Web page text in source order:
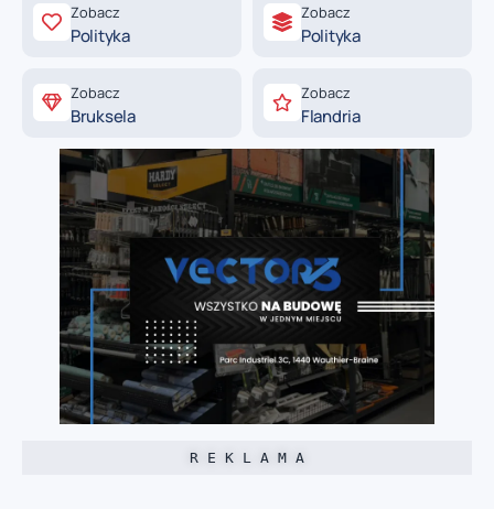
Zobacz
Polityka
Zobacz
Polityka
Zobacz
Bruksela
Zobacz
Flandria
R E K L A M A